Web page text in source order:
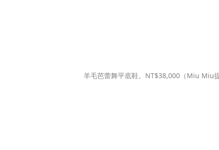
羊毛芭蕾舞平底鞋。NT$38,000（Miu Miu